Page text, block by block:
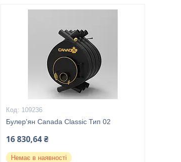
109236
Булер'ян Canada Classic Тип 02
16 830,64 ₴
Немає в наявності